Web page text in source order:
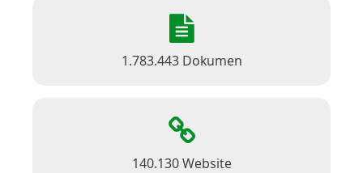
1.783.443 Dokumen
140.130 Website